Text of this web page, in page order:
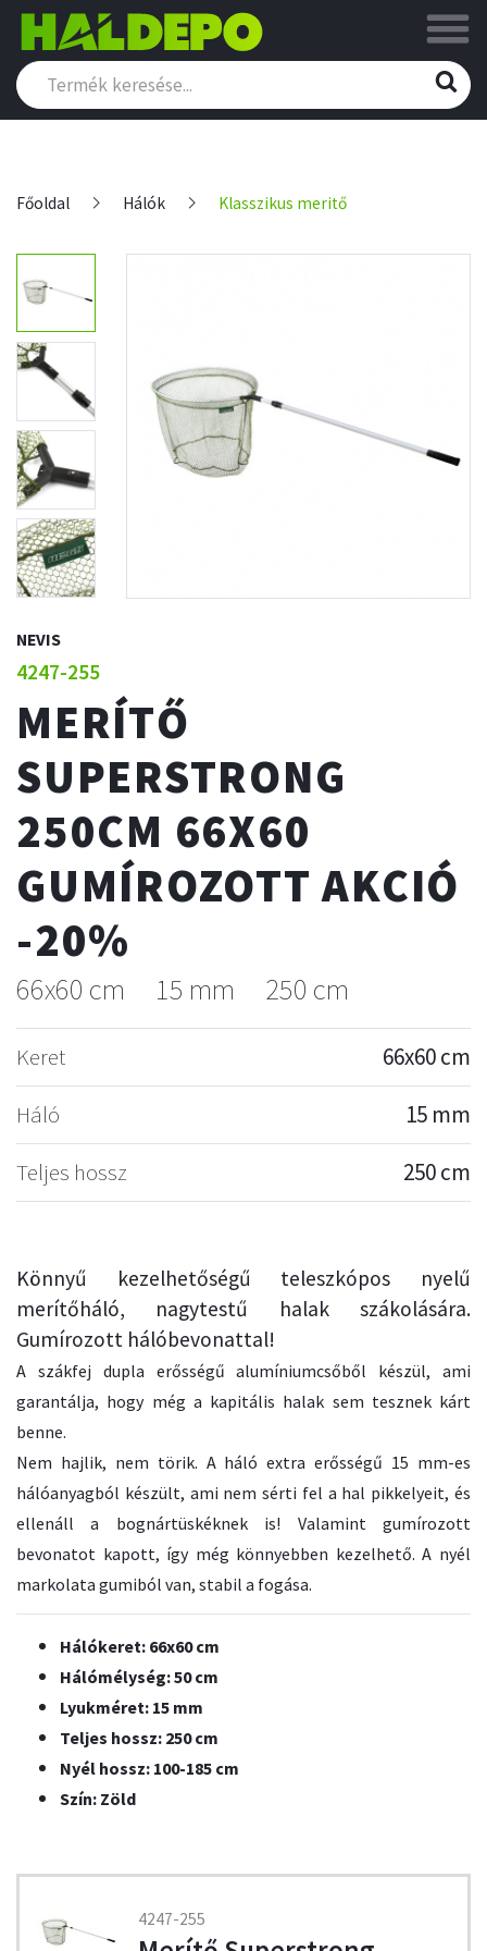
Főoldal Hálók Klasszikus meritő
NEVIS
4247-255
MERÍTŐ
SUPERSTRONG
250CM 66X60
GUMÍROZOTT AKCIÓ
-20%
66x60 cm 15 mm 250 cm
Keret
66x60 cm
Háló
15 mm
Teljes hossz
250 cm
Könnyű kezelhetőségű teleszkópos nyelű
merítőháló, nagytestű halak szákolására.
Gumírozott hálóbevonattal!
A szákfej dupla erősségű alumíniumcsőből készül, ami
garantálja, hogy még a kapitális halak sem tesznek kárt
benne.
Nem hajlik, nem törik. A háló extra erősségű 15 mm-es
hálóanyagból készült, ami nem sérti fel a hal pikkelyeit, és
ellenáll a bognártüskéknek is! Valamint gumírozott
bevonatot kapott, így még könnyebben kezelhető. A nyél
markolata gumiból van, stabil a fogása.
Hálókeret: 66x60 cm
Hálómélység: 50 cm
Lyukméret: 15 mm
Teljes hossz: 250 cm
Nyél hossz: 100-185 cm
Szín: Zöld
4247-255